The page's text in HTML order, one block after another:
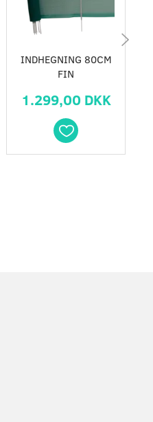
INDHEGNING 80CM
FIN
1.299,00 DKK